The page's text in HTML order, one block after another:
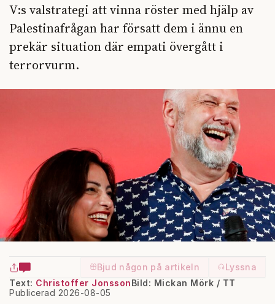
V:s valstrategi att vinna röster med hjälp av
Palestinafrågan har försatt dem i ännu en
prekär situation där empati övergått i
terrorvurm.
Bjud någon på artikeln
Lyssna
Text: Christoffer Jonsson
Publicerad 2026-08-05
Bild: Mickan Mörk / TT